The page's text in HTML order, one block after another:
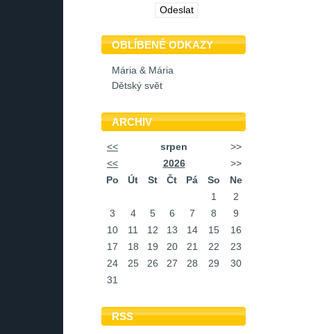
OBLÍBENÉ ODKAZY
Mária & Mária
Dětský svět
ARCHIV
<< srpen
>>
<<
2026
>>
Po
Út St Čt Pá So
Ne
1
2
3
4 5 6 7 8
9
10
11 12 13 14 15
16
17
18 19 20 21 22
23
24
25 26 27 28 29
30
31
RSS